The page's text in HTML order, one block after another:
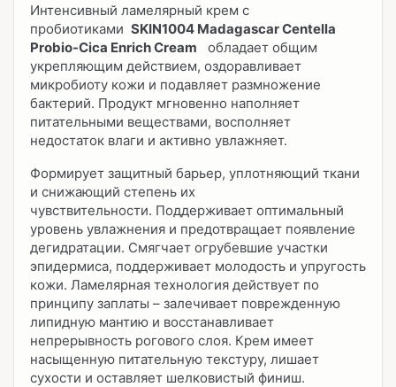
Интенсивный ламелярный крем с
пробиотиками SKIN1004 Madagascar Centella
Probio-Cica Enrich Cream обладает общим
укрепляющим действием, оздоравливает
микробиоту кожи и подавляет размножение
бактерий. Продукт мгновенно наполняет
питательными веществами, восполняет
недостаток влаги и активно увлажняет.
Формирует защитный барьер, уплотняющий ткани
и снижающий степень их
чувствительности. Поддерживает оптимальный
уровень увлажнения и предотвращает появление
дегидратации. Смягчает огрубевшие участки
эпидермиса, поддерживает молодость и упругость
кожи. Ламелярная технология действует по
принципу заплаты – залечивает поврежденную
липидную мантию и восстанавливает
непрерывность рогового слоя. Крем имеет
насыщенную питательную текстуру, лишает
сухости и оставляет шелковистый финиш.